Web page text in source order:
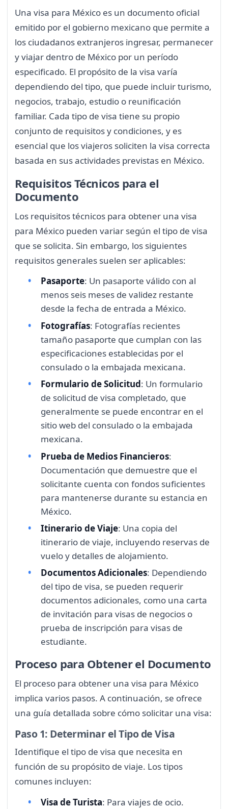
Una visa para México es un documento oficial
emitido por el gobierno mexicano que permite a
los ciudadanos extranjeros ingresar, permanecer
y viajar dentro de México por un período
especificado. El propósito de la visa varía
dependiendo del tipo, que puede incluir turismo,
negocios, trabajo, estudio o reunificación
familiar. Cada tipo de visa tiene su propio
conjunto de requisitos y condiciones, y es
esencial que los viajeros soliciten la visa correcta
basada en sus actividades previstas en México.
Requisitos Técnicos para el
Documento
Los requisitos técnicos para obtener una visa
para México pueden variar según el tipo de visa
que se solicita. Sin embargo, los siguientes
requisitos generales suelen ser aplicables:
Pasaporte: Un pasaporte válido con al
menos seis meses de validez restante
desde la fecha de entrada a México.
Fotografías: Fotografías recientes
tamaño pasaporte que cumplan con las
especificaciones establecidas por el
consulado o la embajada mexicana.
Formulario de Solicitud: Un formulario
de solicitud de visa completado, que
generalmente se puede encontrar en el
sitio web del consulado o la embajada
mexicana.
Prueba de Medios Financieros:
Documentación que demuestre que el
solicitante cuenta con fondos suficientes
para mantenerse durante su estancia en
México.
Itinerario de Viaje: Una copia del
itinerario de viaje, incluyendo reservas de
vuelo y detalles de alojamiento.
Documentos Adicionales: Dependiendo
del tipo de visa, se pueden requerir
documentos adicionales, como una carta
de invitación para visas de negocios o
prueba de inscripción para visas de
estudiante.
Proceso para Obtener el Documento
El proceso para obtener una visa para México
implica varios pasos. A continuación, se ofrece
una guía detallada sobre cómo solicitar una visa:
Paso 1: Determinar el Tipo de Visa
Identifique el tipo de visa que necesita en
función de su propósito de viaje. Los tipos
comunes incluyen:
Visa de Turista: Para viajes de ocio.